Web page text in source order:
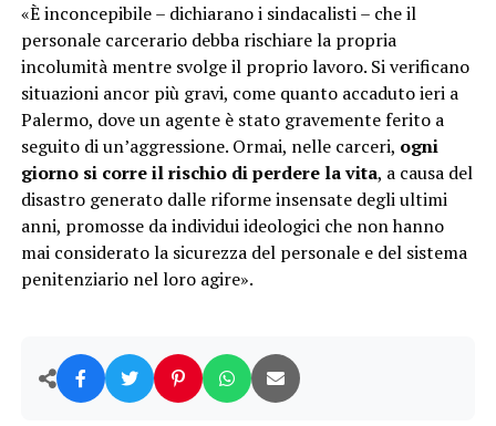
«È inconcepibile – dichiarano i sindacalisti – che il
personale carcerario debba rischiare la propria
incolumità mentre svolge il proprio lavoro. Si verificano
situazioni ancor più gravi, come quanto accaduto ieri a
Palermo, dove un agente è stato gravemente ferito a
seguito di un’aggressione. Ormai, nelle carceri, ogni
giorno si corre il rischio di perdere la vita, a causa del
disastro generato dalle riforme insensate degli ultimi
anni, promosse da individui ideologici che non hanno
mai considerato la sicurezza del personale e del sistema
penitenziario nel loro agire».